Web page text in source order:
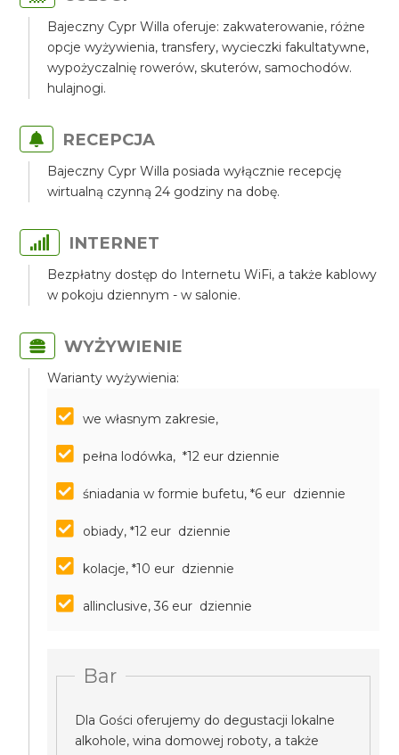
Bajeczny Cypr Willa oferuje: zakwaterowanie, różne
opcje wyżywienia, transfery, wycieczki fakultatywne,
wypożyczalnię rowerów, skuterów, samochodów.
hulajnogi.
RECEPCJA
Bajeczny Cypr Willa posiada wyłącznie recepcję
wirtualną czynną 24 godziny na dobę.
INTERNET
Bezpłatny dostęp do Internetu WiFi, a także kablowy
w pokoju dziennym - w salonie.
WYŻYWIENIE
Warianty wyżywienia:
we własnym zakresie,
pełna lodówka, *12 eur dziennie
śniadania w formie bufetu, *6 eur dziennie
obiady, *12 eur dziennie
kolacje, *10 eur dziennie
allinclusive, 36 eur dziennie
Bar
Dla Gości oferujemy do degustacji lokalne
alkohole, wina domowej roboty, a także